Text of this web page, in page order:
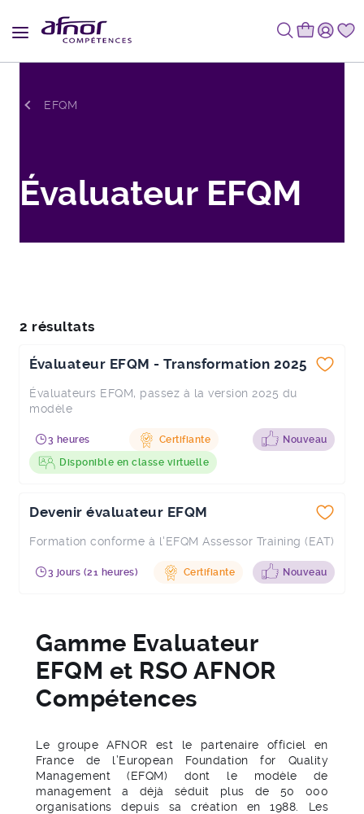
EFQM
Évaluateur EFQM
2 résultats
Évaluateur EFQM - Transformation 2025
Évaluateurs EFQM, passez à la version 2025 du
modèle
3 heures Certifiante
Nouveau
Disponible en classe virtuelle
Devenir évaluateur EFQM
Formation conforme à l'EFQM Assessor Training (EAT)
3 jours (21 heures) Certifiante Nouveau
Gamme Evaluateur
EFQM et RSO AFNOR
Compétences
Le groupe AFNOR est le partenaire officiel en
France de l’European Foundation for Quality
Management (EFQM) dont le modèle de
management a déjà séduit plus de 50 000
organisations depuis sa création en 1988. Les